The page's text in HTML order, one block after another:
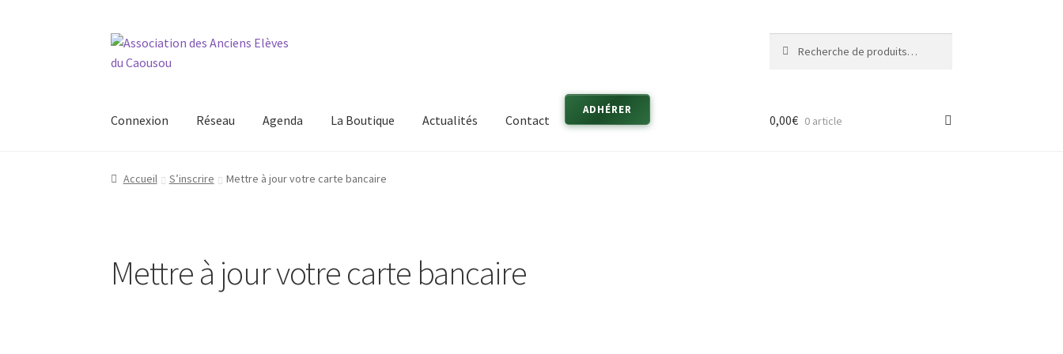
Aller
à
Aller
au
pour :
Connexion Réseau Agenda La Boutique Actualités Contact
ADHÉRER
0,00€ 0 article
Accueil S’inscrire Mettre à jour votre carte bancaire
Mettre à jour votre carte bancaire